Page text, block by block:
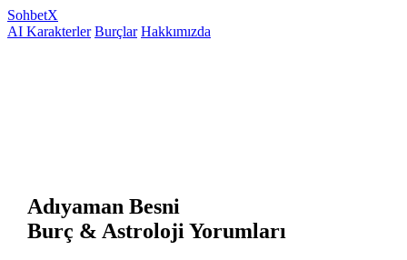
SohbetX
AI Karakterler Burçlar Hakkımızda
Adıyaman Besni
Burç & Astroloji Yorumları